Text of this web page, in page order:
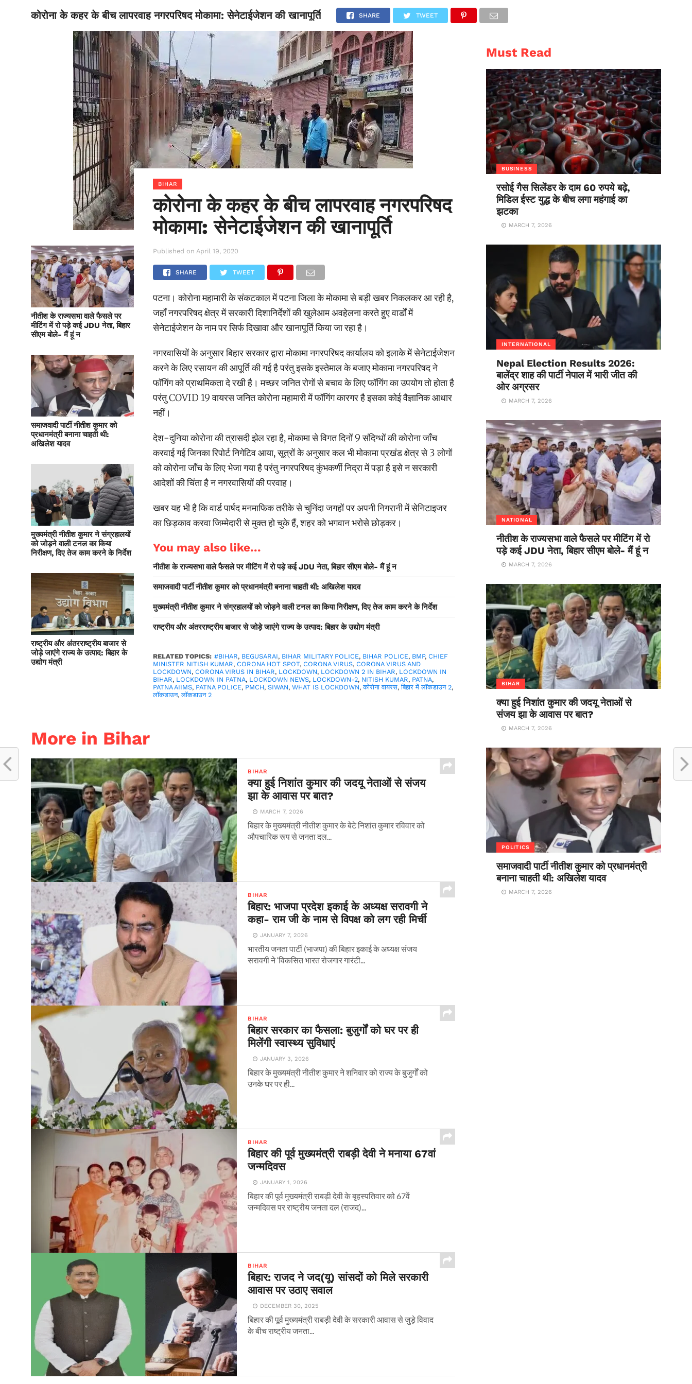
BIHAR NATIONAL SPORTS SCIENCE POLITICS INTERNATIONAL ENTERTAINMENT
कोरोना के कहर के बीच लापरवाह नगरपरिषद मोकामा: सेनेटाईजेशन की खानापूर्ति SHARE TWEET
नीतीश के राज्यसभा वाले फैसले पर
मीटिंग में रो पड़े कई JDU नेता, बिहार
सीएम बोले- मैं हूं न
समाजवादी पार्टी नीतीश कुमार को
प्रधानमंत्री बनाना चाहती थी:
अखिलेश यादव
मुख्यमंत्री नीतीश कुमार ने संग्रहालयों
को जोड़ने वाली टनल का किया
निरीक्षण, दिए तेज काम करने के निर्देश
राष्ट्रीय और अंतरराष्ट्रीय बाजार से
जोड़े जाएंगे राज्य के उत्पाद: बिहार के
उद्योग मंत्री
BIHAR
कोरोना के कहर के बीच लापरवाह नगरपरिषद
मोकामा: सेनेटाईजेशन की खानापूर्ति
Published on April 19, 2020
SHARE TWEET
पटना। कोरोना महामारी के संकटकाल में पटना जिला के मोकामा से बड़ी खबर निकलकर आ रही है,
जहाँ नगरपरिषद क्षेत्र में सरकारी दिशानिर्देशों की खुलेआम अवहेलना करते हुए वार्डों में
सेनेटाईजेशन के नाम पर सिर्फ दिखावा और खानापूर्ति किया जा रहा है।
नगरवासियों के अनुसार बिहार सरकार द्वारा मोकामा नगरपरिषद कार्यालय को इलाके में सेनेटाईजेशन
करने के लिए रसायन की आपूर्ति की गई है परंतु इसके इस्तेमाल के बजाए मोकामा नगरपरिषद ने
फॉगिंग को प्राथमिकता दे रखी है। मच्छर जनित रोगों से बचाव के लिए फॉगिंग का उपयोग तो होता है
परंतु COVID 19 वायरस जनित कोरोना महामारी में फॉगिंग कारगर है इसका कोई वैज्ञानिक आधार
नहीं।
देश-दुनिया कोरोना की त्रासदी झेल रहा है, मोकामा से विगत दिनों 9 संदिग्धों की कोरोना जाँच
करवाई गई जिनका रिपोर्ट निगेटिव आया, सूत्रों के अनुसार कल भी मोकामा प्रखंड क्षेत्र से 3 लोगों
को कोरोना जाँच के लिए भेजा गया है परंतु नगरपरिषद कुंभकर्णी निद्रा में पड़ा है इसे न सरकारी
आदेशों की चिंता है न नगरवासियों की परवाह।
खबर यह भी है कि वार्ड पार्षद मनमाफिक तरीके से चुनिंदा जगहों पर अपनी निगरानी में सेनिटाइजर
का छिड़काव करवा जिम्मेदारी से मुक्त हो चुके हैं, शहर को भगवान भरोसे छोड़कर।
You may also like...
नीतीश के राज्यसभा वाले फैसले पर मीटिंग में रो पड़े कई JDU नेता, बिहार सीएम बोले- मैं हूं न
समाजवादी पार्टी नीतीश कुमार को प्रधानमंत्री बनाना चाहती थी: अखिलेश यादव
मुख्यमंत्री नीतीश कुमार ने संग्रहालयों को जोड़ने वाली टनल का किया निरीक्षण, दिए तेज काम करने के निर्देश
राष्ट्रीय और अंतरराष्ट्रीय बाजार से जोड़े जाएंगे राज्य के उत्पाद: बिहार के उद्योग मंत्री
RELATED TOPICS: #BIHAR, BEGUSARAI, BIHAR MILITARY POLICE, BIHAR POLICE, BMP,CHIEF
MINISTER NITISH KUMAR,CORONA HOT SPOT,CORONA VIRUS,CORONA VIRUS AND
LOCKDOWN,CORONA VIRUS IN BIHAR, LOCKDOWN, LOCKDOWN 2 IN BIHAR, LOCKDOWN IN
BIHAR, LOCKDOWN IN PATNA, LOCKDOWN NEWS, LOCKDOWN-2, NITISH KUMAR, PATNA,
PATNA AIIMS, PATNA POLICE, PMCH,SIWAN,WHAT IS LOCKDOWN,कोरोना वायरस,बिहार में लॉकडाउन 2,
लॉकडाउन,लॉकडाउन 2
More in Bihar
BIHAR
क्या हुई निशांत कुमार की जदयू नेताओं से संजय
झा के आवास पर बात?
MARCH 7, 2026
बिहार के मुख्यमंत्री नीतीश कुमार के बेटे निशांत कुमार रविवार को
औपचारिक रूप से जनता दल...
BIHAR
बिहार: भाजपा प्रदेश इकाई के अध्यक्ष सरावगी ने
कहा- राम जी के नाम से विपक्ष को लग रही मिर्ची
JANUARY 7, 2026
भारतीय जनता पार्टी (भाजपा) की बिहार इकाई के अध्यक्ष संजय
सरावगी ने ‘विकसित भारत रोजगार गारंटी...
BIHAR
बिहार सरकार का फैसला: बुजुर्गों को घर पर ही
मिलेंगी स्वास्थ्य सुविधाएं
JANUARY 3, 2026
बिहार के मुख्यमंत्री नीतीश कुमार ने शनिवार को राज्य के बुजुर्गों को
उनके घर पर ही...
BIHAR
बिहार की पूर्व मुख्यमंत्री राबड़ी देवी ने मनाया 67वां
जन्मदिवस
JANUARY 1, 2026
बिहार की पूर्व मुख्यमंत्री राबड़ी देवी के बृहस्पतिवार को 67वें
जन्मदिवस पर राष्ट्रीय जनता दल (राजद)...
BIHAR
बिहार: राजद ने जद(यू) सांसदों को मिले सरकारी
आवास पर उठाए सवाल
DECEMBER 30, 2025
बिहार की पूर्व मुख्यमंत्री राबड़ी देवी के सरकारी आवास से जुड़े विवाद
के बीच राष्ट्रीय जनता...
Must Read
BUSINESS
रसोई गैस सिलेंडर के दाम 60 रुपये बढ़े,
मिडिल ईस्ट युद्ध के बीच लगा महंगाई का
झटका
MARCH 7, 2026
INTERNATIONAL
Nepal Election Results 2026:
बालेंद्र शाह की पार्टी नेपाल में भारी जीत की
ओर अग्रसर
MARCH 7, 2026
NATIONAL
नीतीश के राज्यसभा वाले फैसले पर मीटिंग में रो
पड़े कई JDU नेता, बिहार सीएम बोले- मैं हूं न
MARCH 7, 2026
BIHAR
क्या हुई निशांत कुमार की जदयू नेताओं से
संजय झा के आवास पर बात?
MARCH 7, 2026
POLITICS
समाजवादी पार्टी नीतीश कुमार को प्रधानमंत्री
बनाना चाहती थी: अखिलेश यादव
MARCH 7, 2026